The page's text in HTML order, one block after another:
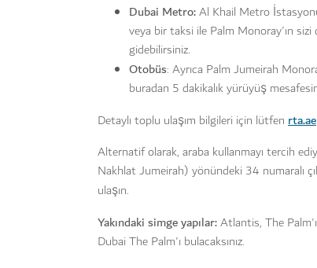
Dubai Metro:Al Khail Metro
veya bir taksi ile Palm Monoray'ın
gidebilirsiniz.
Otobüs: Ayrıca Palm Jumeirah
buradan 5 dakikalık yürüyüş
Detaylı toplu ulaşım bilgileri için lütfen rta.ae
Alternatif olarak, araba kullanmayı tercih
Nakhlat Jumeirah) yönündeki 34 numaralı
ulaşın.
Yakındaki simge yapılar:Atlantis, The
Dubai The Palm'ı bulacaksınız.